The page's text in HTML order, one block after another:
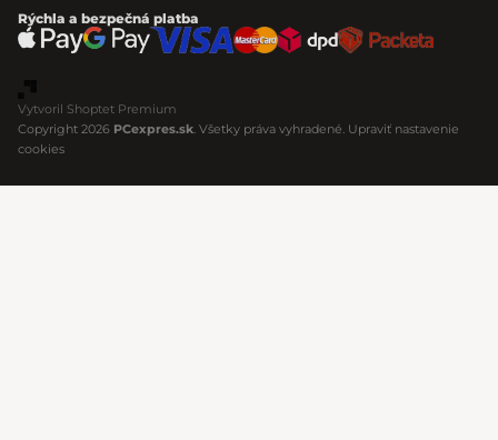
Rýchla a bezpečná platba
Vytvoril Shoptet Premium
Copyright 2026 PCexpres.sk. Všetky práva vyhradené. Upraviť nastavenie
cookies